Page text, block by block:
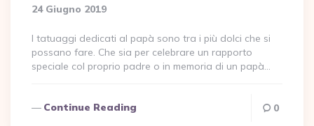
24 Giugno 2019
I tatuaggi dedicati al papà sono tra i più dolci che si
possano fare. Che sia per celebrare un rapporto
speciale col proprio padre o in memoria di un papà…
Continue Reading 0